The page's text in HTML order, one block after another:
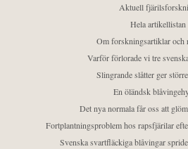
Aktuell
Hela artikellistan
Om forskningsartiklar och
Varför förlorade vi tre
Slingrande slåtter ger
En öländsk
Det nya normala får oss att
Fortplantningsproblem hos rapsfjärilar
Svenska svartfläckiga blåvingar